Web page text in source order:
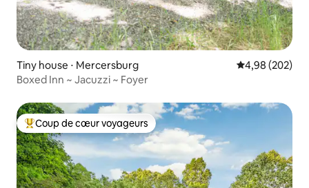
Tiny house ⋅ Mercersburg Évaluation
4,98 (202)
Boxed Inn ~ Jacuzzi ~ Foyer
Coups de cœur voyageurs les plus appréciés
Coup de cœur voyageurs